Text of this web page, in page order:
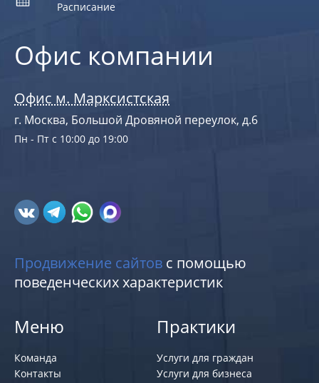
Офис компании
Офис м. Марксистская
г. Москва, Большой Дровяной переулок, д.6
Пн - Пт с 10:00 до 19:00
Расписание
Продвижение сайтов с помощью
поведенческих характеристик
Меню
Команда
Контакты
Практики
Услуги для граждан
Услуги для бизнеса